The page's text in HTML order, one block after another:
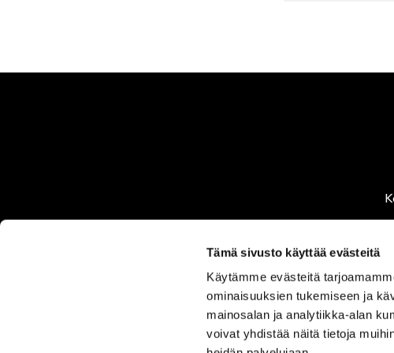
Tämä sivusto käyttää evästeitä
Käytämme evästeitä
ominaisuuksien tukemiseen ja
mainosalan ja analytiikka-alan
voivat yhdistää näitä tietoja
ASIAKASPALVELU
050 555
0330